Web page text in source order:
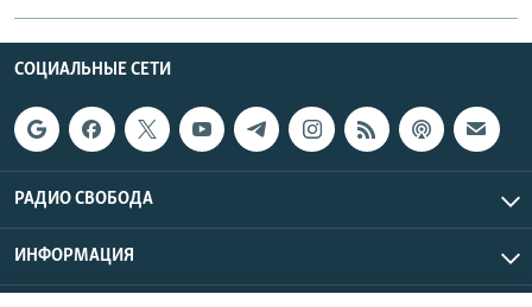
СОЦИАЛЬНЫЕ СЕТИ
РАДИО СВОБОДА
ИНФОРМАЦИЯ